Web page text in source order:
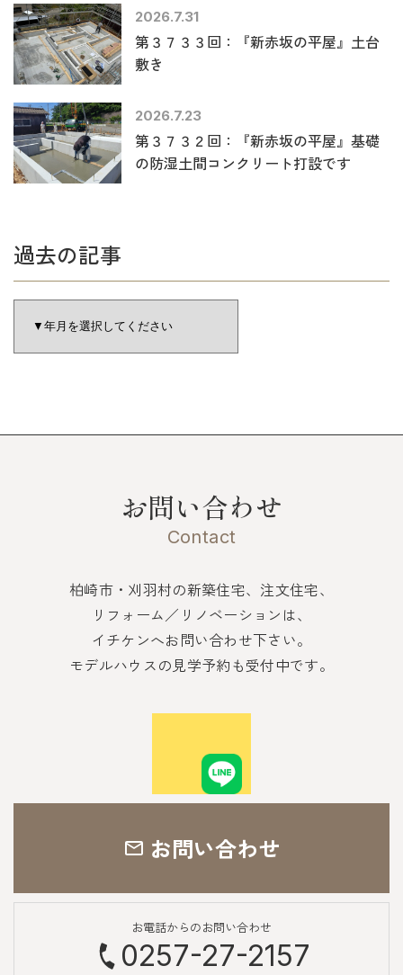
2026.7.31
第３７３３回：『新赤坂の平屋』土台
敷き
2026.7.23
第３７３２回：『新赤坂の平屋』基礎
の防湿土間コンクリート打設です
過去の記事
お問い合わせ
Contact
柏崎市・刈羽村の新築住宅、注文住宅、
リフォーム／リノベーションは、
イチケンへお問い合わせ下さい。
モデルハウスの見学予約も受付中です。
お問い合わせ
お電話からのお問い合わせ
0257-27-2157